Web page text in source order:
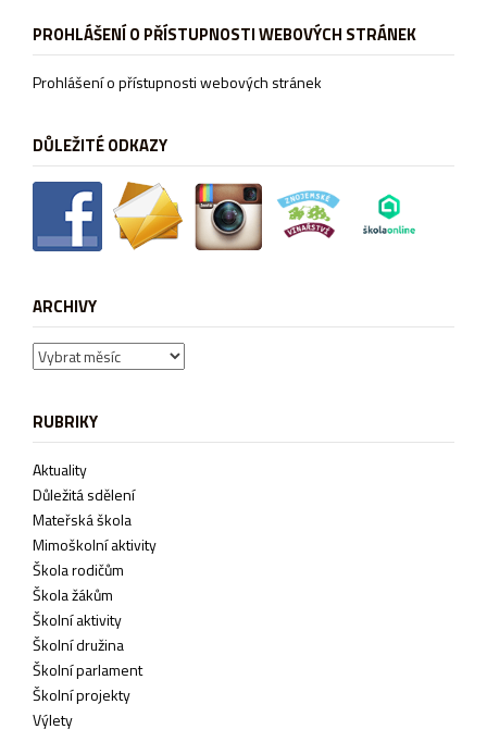
PROHLÁŠENÍ O PŘÍSTUPNOSTI WEBOVÝCH STRÁNEK
Prohlášení o přístupnosti webových stránek
DŮLEŽITÉ ODKAZY
ARCHIVY
Archivy
RUBRIKY
Aktuality
Důležitá sdělení
Mateřská škola
Mimoškolní aktivity
Škola rodičům
Škola žákům
Školní aktivity
Školní družina
Školní parlament
Školní projekty
Výlety